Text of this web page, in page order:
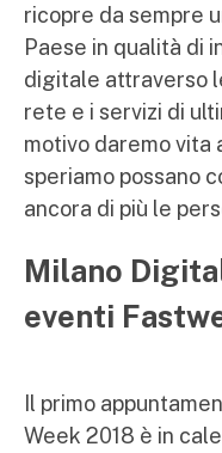
ricopre da sempre
Paese in qualità di
digitale attraverso
rete e i servizi di
motivo daremo vita
speriamo possano
ancora di più le
Milano
eventi
Il primo
Week 2018 è in